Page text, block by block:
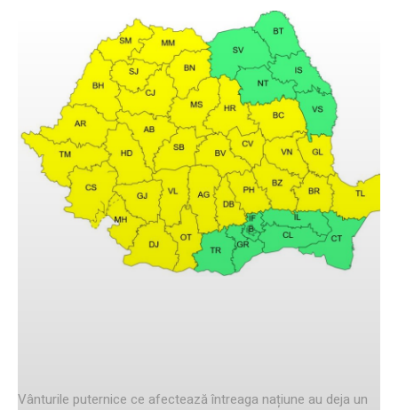
Twitter Pinterest
Vânturile puternice ce afectează întreaga națiune au deja un